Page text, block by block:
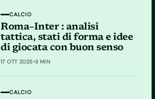
CALCIO
Roma–Inter : analisi
tattica, stati di forma e idee
di giocata con buon senso
17 OTT 2025•3 MIN
CALCIO